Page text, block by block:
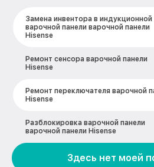
Замена инвентора в индукционной
варочной панели варочной панели
Hisense
Ремонт сенсора варочной панели
Hisense
Ремонт переключателя варочной
Hisense
Разблокировка варочной панели
варочной панели Hisense
Замена панели управления
панели HisenseЗдесь нет моей